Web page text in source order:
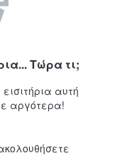
Τώρα τι;
αυτή
αργότερα!